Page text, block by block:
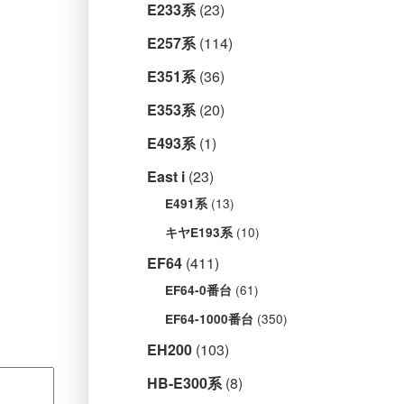
E233系(23)
E257系(114)
E351系(36)
E353系(20)
E493系(1)
East i (23)
E491系(13)
キヤE193系(10)
EF64 (411)
EF64-0番台 (61)
EF64-1000番台 (350)
EH200 (103)
HB-E300系(8)